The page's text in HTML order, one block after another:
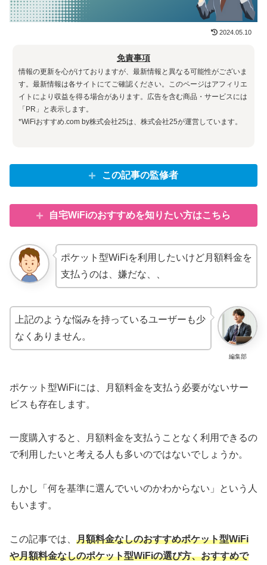
2024.05.10
免責事項
情報の更新を心がけておりますが、最新情報と異なる可能性がございま
す。最新情報は各サイトにてご確認ください。このページはアフィリエ
イトにより収益を得る場合があります。広告を含む商品・サービスには
「PR」と表示します。
*WiFiおすすめ.com by株式会社25は、株式会社25が運営しています。
この記事の監修者
自宅WiFiのおすすめを知りたい方はこちら
ポケット型WiFiを利用したいけど月額料金を
支払うのは、嫌だな、、
編集部
上記のような悩みを持っているユーザーも少
なくありません。
ポケット型WiFiには、月額料金を支払う必要がないサー
ビスも存在します。
一度購入すると、月額料金を支払うことなく利用できるの
で利用したいと考える人も多いのではないでしょうか。
しかし「何を基準に選んでいいのかわからない」という人
もいます。
この記事では、 月額料金なしのおすすめポケット型WiFi
や月額料金なしのポケット型WiFiの選び方、おすすめで